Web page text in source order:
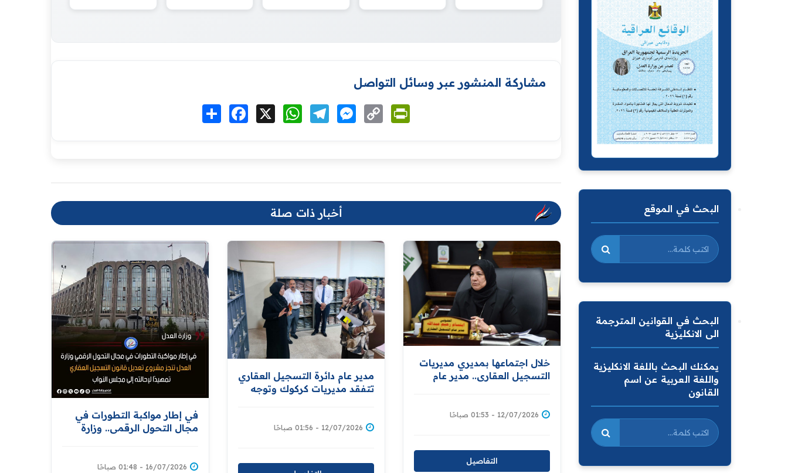
مشاركة المنشور عبر وسائل التواصل
انشر Facebook WhatsAppTelegramMessenger
Copy
Link
أخبار ذات صلة
في إطار مواكبة التطورات في
مجال التحول الرقمي.. وزارة
إلى مجلس النواب
16/07/2026 - 01:48 صباحًا
مدير عام دائرة التسجيل العقاري
تتفقد مديريات كركوك وتوجه
للاراضي ومالكيها دعما لمبادرة
12/07/2026 - 01:56 صباحًا
خلال اجتماعها بمديري مديريات
التسجيل العقاري.. مدير عام
قاعدة بيانات المواطنين
12/07/2026 - 01:53 صباحًا
التفاصيل
البحث في الموقع
البحث في القوانين المترجمة
الى الانكليزية
يمكنك البحث باللغة الانكليزية
واللغة العربية عن اسم
القانون